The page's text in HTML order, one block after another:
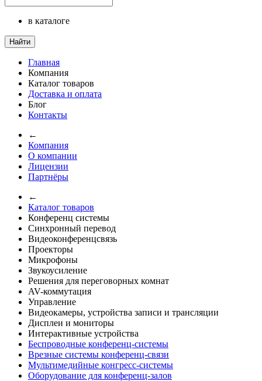
в каталоге
Найти
Главная
Компания
Каталог товаров
Доставка и оплата
Блог
Контакты
←
Компания
О компании
Лицензии
Партнёры
←
Каталог товаров
Конференц системы
Синхронный перевод
Видеоконференцсвязь
Проекторы
Микрофоны
Звукоусиление
Решения для переговорных комнат
AV-коммутация
Управление
Видеокамеры, устройства записи и трансляции
Дисплеи и мониторы
Интерактивные устройства
Беспроводные конференц-системы
Врезные системы конференц-связи
Мультимедийные конгресс-системы
Оборудование для конференц-залов